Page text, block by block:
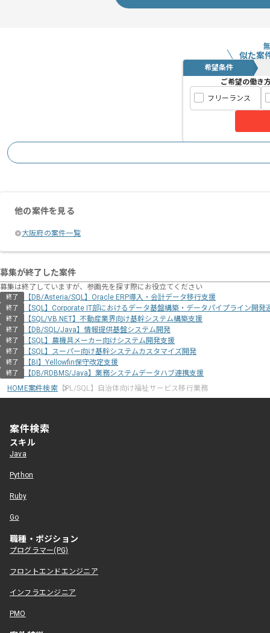
似た案
希望条件
ご希望の働き
フリーランス
他の案件を見る
大阪府の案件一覧
募集が終了した案件
募集は終了していますが、参画先を探す際にお役立てください
終了 【DB/Asteria/SQL】Oracle ERP導入・会計データ移行支援
終了 【SQL】Corporate IT部におけるデータ基盤構築・データパイプライン開発
終了 【SQL/VB.NET】不動産業界向け基幹システム構築支援
終了 【DB/SQL/Java】情報提供基盤システム開発
終了 【SQL】農機具メーカー向けシステム開発支援
終了 【SQL】スーパー向け基幹システムカスタマイズ開発
終了 【BI】Yellowfin保守改定支援
終了
【DB/RDBMS/Java】業務システムデータハブ連携支援
HOME案件検索【PL/SQL】自治体向け福祉サービス移行業務
案件検索
スキル
Java
Python
Ruby
Go
職種・ポジション
プログラマー(PG)
フロントエンドエンジニア
インフラエンジニア
PMO